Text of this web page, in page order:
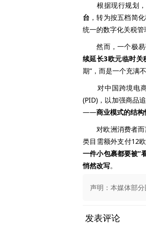
根据现行规划，
台 ，转为按五档简
统一的数字化关税管
然而，一个极易
续延长3欧元临时
期”，而是一个充满
对中国跨境电商
(PID)，以加强商品
——商业模式的结
对欧洲消费者而
类目需额外支付12
一件小包裹都要被“
悄然改写。
声明：本媒体部
发表评论